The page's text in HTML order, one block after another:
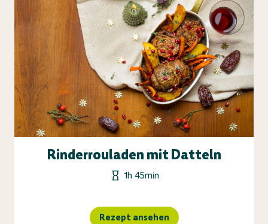
Rinderrouladen mit Datteln
1h 45min
Rezept ansehen